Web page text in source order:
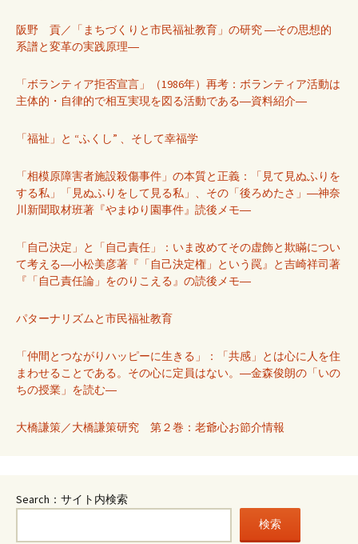
阪野 貢／「まちづくりと市民福祉教育」の研究 ―その思想的
系譜と変革の実践原理―
「ボランティア拒否宣言」（1986年）再考：ボランティア活動は
主体的・自律的で相互実現を図る活動である―資料紹介―
「福祉」と “ふくし” 、そして幸福学
「相模原障害者施設殺傷事件」の本質と正義：「見て見ぬふりを
する私」「見ぬふりをして見る私」、その「後ろめたさ」―神奈
川新聞取材班著『やまゆり園事件』読後メモ―
「自己決定」と「自己責任」：いま改めてその虚飾と欺瞞につい
て考える―小松美彦著『「自己決定権」という罠』と吉崎祥司著
『「自己責任論」をのりこえる』の読後メモ―
パターナリズムと市民福祉教育
「仲間とつながりハッピーに生きる」：「共感」とは心に人を住
まわせることである。その心に定員はない。―金森俊朗の「いの
ちの授業」を読む―
大橋謙策／大橋謙策研究 第２巻：老爺心お節介情報
Search：サイト内検索
検索